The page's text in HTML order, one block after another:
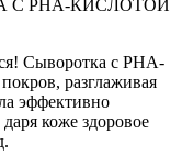
PHA-КИСЛОТОЙ
Сыворотка с PHA-
разглаживая
эффективно
коже здоровое